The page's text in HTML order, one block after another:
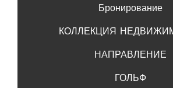
Бронирование
КОЛЛЕКЦИЯ
НАПРАВЛЕНИЕ
ГОЛЬФ